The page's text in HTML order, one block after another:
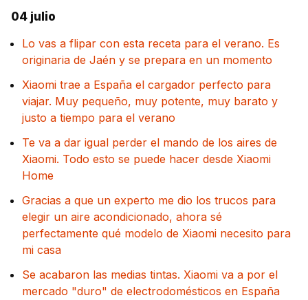
04 julio
Lo vas a flipar con esta receta para el verano. Es
originaria de Jaén y se prepara en un momento
Xiaomi trae a España el cargador perfecto para
viajar. Muy pequeño, muy potente, muy barato y
justo a tiempo para el verano
Te va a dar igual perder el mando de los aires de
Xiaomi. Todo esto se puede hacer desde Xiaomi
Home
Gracias a que un experto me dio los trucos para
elegir un aire acondicionado, ahora sé
perfectamente qué modelo de Xiaomi necesito para
mi casa
Se acabaron las medias tintas. Xiaomi va a por el
mercado "duro" de electrodomésticos en España